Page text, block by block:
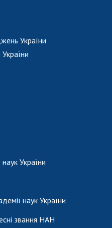
України
України
України
наук України
звання НАН